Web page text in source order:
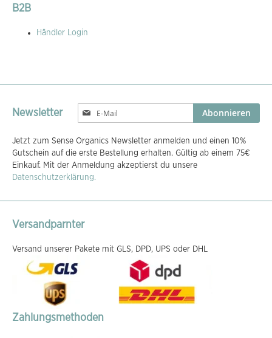
B2B
Händler Login
Newsletter
Melden
Sie
für
unseren
Newsletter
an:
Abonnieren
Jetzt zum Sense Organics Newsletter anmelden und einen 10%
Gutschein auf die erste Bestellung erhalten. Gültig ab einem 75€
Einkauf. Mit der Anmeldung akzeptierst du unsere
Datenschutzerklärung.
Versandparnter
Versand unserer Pakete mit GLS, DPD, UPS oder DHL
Zahlungsmethoden